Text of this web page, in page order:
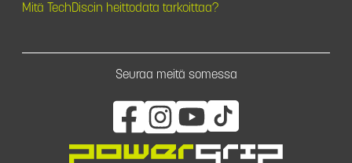
Mitä TechDiscin heittodata tarkoittaa?
Seuraa meitä somessa